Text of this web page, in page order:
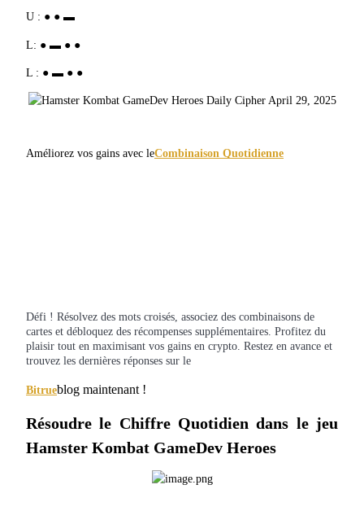
Information
Analyse de mégadonnées, y compris des informations
U : ● ● ▬
L: ● ▬ ● ●
L : ● ▬ ● ●
Améliorez vos gains avec leCombinaison Quotidienne
Défi ! Résolvez des mots croisés, associez des combinaisons de
cartes et débloquez des récompenses supplémentaires. Profitez du
plaisir tout en maximisant vos gains en crypto. Restez en avance et
trouvez les dernières réponses sur le
Bitrueblog maintenant !
Résoudre le Chiffre Quotidien dans le jeu
Hamster Kombat GameDev Heroes